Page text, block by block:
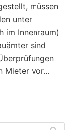
müssen
unter
im Innenraum)
sind
Mieter vor…